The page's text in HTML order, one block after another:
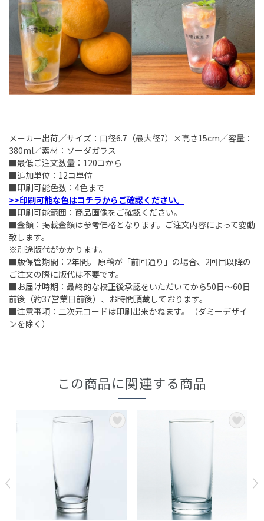
メーカー出荷／サイズ：口径6.7（最大径7）×高さ15cm／容量：
380ml／素材：ソーダガラス
■最低ご注文数量：120コから
■追加単位：12コ単位
■印刷可能色数：4色まで
>>印刷可能な色はコチラからご確認ください。
■印刷可能範囲：商品画像をご確認ください。
■金額：掲載金額は参考価格となります。ご注文内容によって変動
致します。
※別途版代がかかります。
■版保管期間：2年間。 原稿が「前回通り」の場合、2回目以降の
ご注文の際に版代は不要です。
■お届け時期：最終的な校正後承認をいただいてから50日～60日
前後（約37営業日前後）、お時間頂戴しております。
■注意事項：二次元コードは印刷出来かねます。（ダミーデザイ
ンを除く）
この商品に関連する商品